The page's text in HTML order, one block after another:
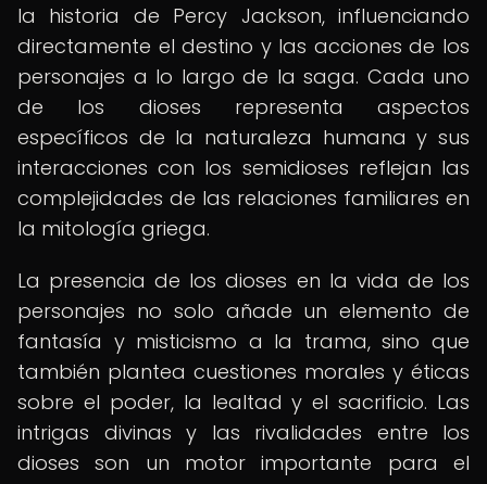
la historia de Percy Jackson, influenciando
directamente el destino y las acciones de los
personajes a lo largo de la saga. Cada uno
de los dioses representa aspectos
específicos de la naturaleza humana y sus
interacciones con los semidioses reflejan las
complejidades de las relaciones familiares en
la mitología griega.
La presencia de los dioses en la vida de los
personajes no solo añade un elemento de
fantasía y misticismo a la trama, sino que
también plantea cuestiones morales y éticas
sobre el poder, la lealtad y el sacrificio. Las
intrigas divinas y las rivalidades entre los
dioses son un motor importante para el